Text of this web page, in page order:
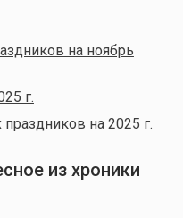
на ноябрь
г.
на 2025 г.
из хроники